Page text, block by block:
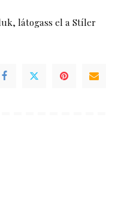
látogass el aStíler